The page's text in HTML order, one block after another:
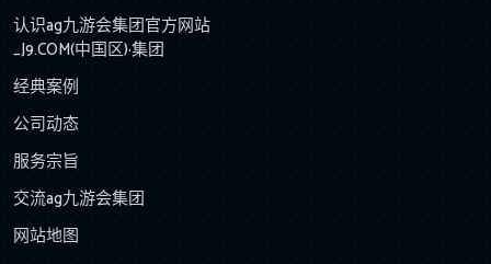
认识ag九游会集团官方网站
_J9.COM(中国区)·集团
经典案例
公司动态
服务宗旨
交流ag九游会集团
网站地图